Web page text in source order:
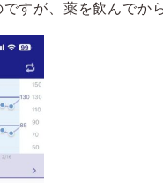
すが、薬を飲んでか